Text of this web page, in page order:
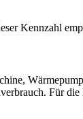
Kennzahl
Für